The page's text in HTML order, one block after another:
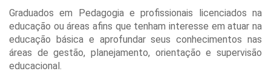
Graduados em Pedagogia e profissionais licenciados na
educação ou áreas afins que tenham interesse em atuar na
educação básica e aprofundar seus conhecimentos nas
áreas de gestão, planejamento, orientação e supervisão
educacional.